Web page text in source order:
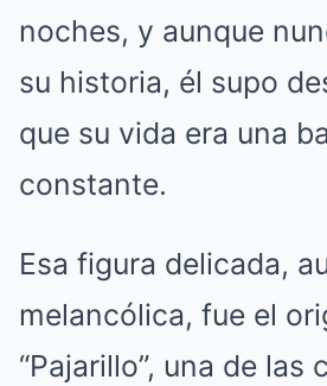
noches, y aunque
su historia, él supo
que su vida era una
constante.
Esa figura delicada,
melancólica, fue el
“Pajarillo”, una de las